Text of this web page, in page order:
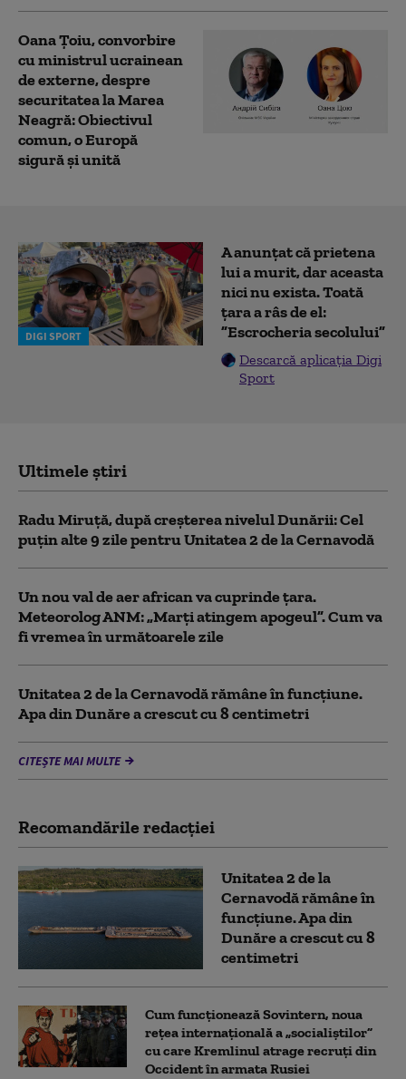
Oana Ţoiu, convorbire
cu ministrul ucrainean
de externe, despre
securitatea la Marea
Neagră: Obiectivul
comun, o Europă
sigură și unită
DIGI SPORT
A anunțat că prietena
lui a murit, dar aceasta
nici nu exista. Toată
țara a râs de el:
”Escrocheria secolului”
Descarcă aplicația Digi
Sport
Ultimele știri
Radu Miruță, după creșterea nivelul Dunării: Cel
puțin alte 9 zile pentru Unitatea 2 de la Cernavodă
Un nou val de aer african va cuprinde țara.
Meteorolog ANM: „Marți atingem apogeul”. Cum va
fi vremea în următoarele zile
Unitatea 2 de la Cernavodă rămâne în funcțiune.
Apa din Dunăre a crescut cu 8 centimetri
CITEȘTE MAI MULTE
Recomandările redacţiei
Unitatea 2 de la
Cernavodă rămâne în
funcțiune. Apa din
Dunăre a crescut cu 8
centimetri
Cum funcționează Sovintern, noua
rețea internațională a „socialiștilor”
cu care Kremlinul atrage recruți din
Occident în armata Rusiei